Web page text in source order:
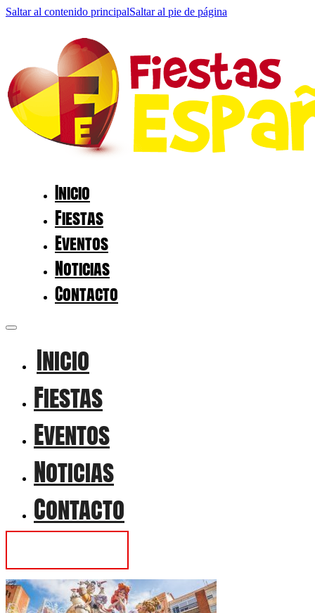
Saltar al contenido principalSaltar al pie de página
Inicio
Fiestas
Eventos
Noticias
Contacto
Inicio
Fiestas
Eventos
Noticias
Contacto